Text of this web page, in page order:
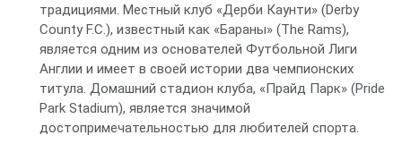
традициями. Местный клуб «Дерби Каунти» (Derby
County F.C.), известный как «Бараны» (The Rams),
является одним из основателей Футбольной Лиги
Англии и имеет в своей истории два чемпионских
титула. Домашний стадион клуба, «Прайд Парк» (Pride
Park Stadium), является значимой
достопримечательностью для любителей спорта.